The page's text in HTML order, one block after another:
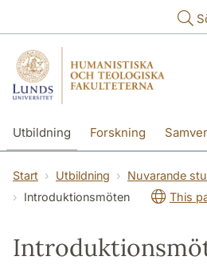
Utbildning Forskning
Start Utbildning
Nuvarande
Introduktionsmöten
This